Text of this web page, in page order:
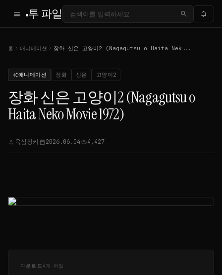
menu 투 파일 search notifications
홈 chevron_right 애니메이션 chevron_right 장화 신은 고양이2 (Nagagutsu o Haita Nek...
auto_awesome애니메이션 장화 신은 고양이2
장화 신은 고양이2 (Nagagutsu o
Haita Neko Movie 1972)
person 육삼핑키 calendar_today2026.06.04visibility4,427
다운로드 4개 파일